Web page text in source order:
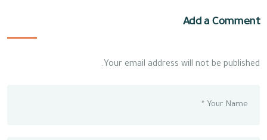
Add a Comment
Your email address will not be published.